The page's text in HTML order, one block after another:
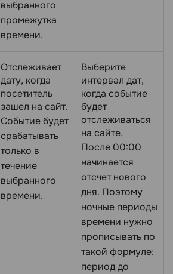
выбранного
промежутка
времени.
Отслеживает
дату, когда
посетитель
зашел на сайт.
Событие будет
срабатывать
только в
течение
выбранного
времени.
Выберите
интервал дат,
когда событие
будет
отслеживаться
на сайте.
После 00:00
начинается
отсчет нового
дня. Поэтому
ночные периоды
времени нужно
прописывать по
такой формуле:
период до